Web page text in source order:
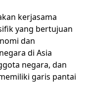
kerjasama
yang bertujuan
dan
di Asia
negara, dan
garis pantai